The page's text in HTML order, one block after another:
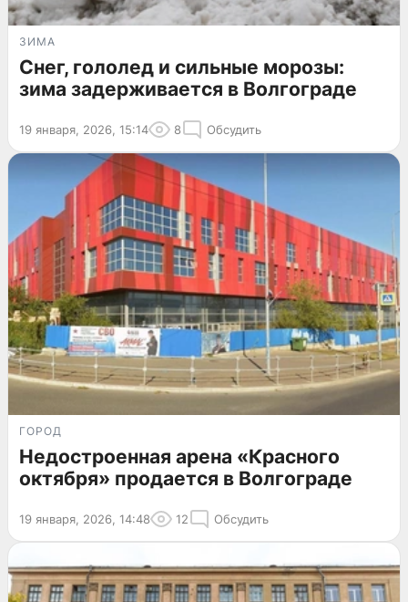
ЗИМА
Снег, гололед и сильные морозы:
зима задерживается в Волгограде
19 января, 2026, 15:14 8 Обсудить
ГОРОД
Недостроенная арена «Красного
октября» продается в Волгограде
19 января, 2026, 14:48 12 Обсудить